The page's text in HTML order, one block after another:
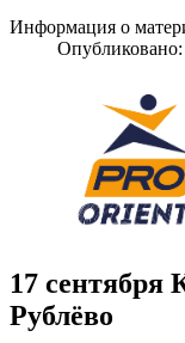
Информация о
Опубликовано:
17 сентября
Рублёво